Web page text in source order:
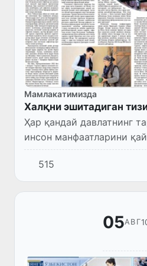
Мамлакатимизда
Халқни эшитадиган
Ҳар қандай давлатнинг
инсон манфаатларини
таъминлаётгани билан
Иқтисодий ўсиш
инвестиция лойиҳалари,
515
05АВГ